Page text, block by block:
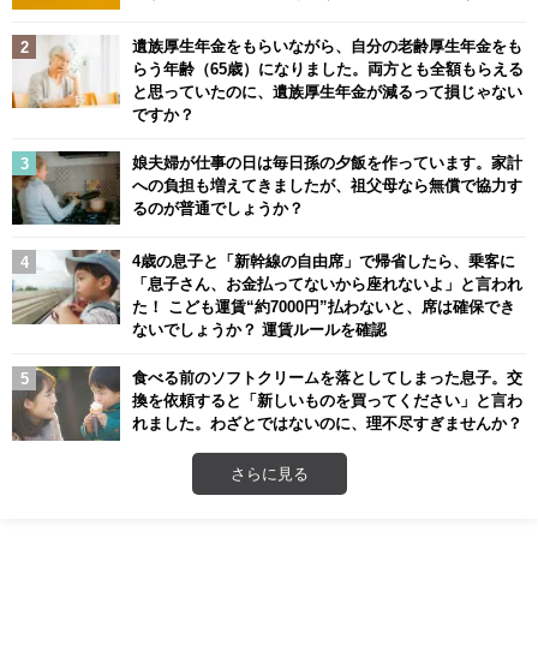
遺族厚生年金をもらいながら、自分の老齢厚生年金をも
らう年齢（65歳）になりました。両方とも全額もらえる
と思っていたのに、遺族厚生年金が減るって損じゃない
ですか？
娘夫婦が仕事の日は毎日孫の夕飯を作っています。家計
への負担も増えてきましたが、祖父母なら無償で協力す
るのが普通でしょうか？
4歳の息子と「新幹線の自由席」で帰省したら、乗客に
「息子さん、お金払ってないから座れないよ」と言われ
た！ こども運賃“約7000円”払わないと、席は確保でき
ないでしょうか？ 運賃ルールを確認
食べる前のソフトクリームを落としてしまった息子。交
換を依頼すると「新しいものを買ってください」と言わ
れました。わざとではないのに、理不尽すぎませんか？
さらに見る